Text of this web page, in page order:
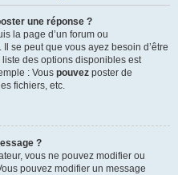
une réponse ?
la page d’un forum ou
se peut que vous ayez besoin d’être
des options disponibles est
: Vous pouvez poster de
fichiers, etc.
?
vous ne pouvez modifier ou
pouvez modifier un message